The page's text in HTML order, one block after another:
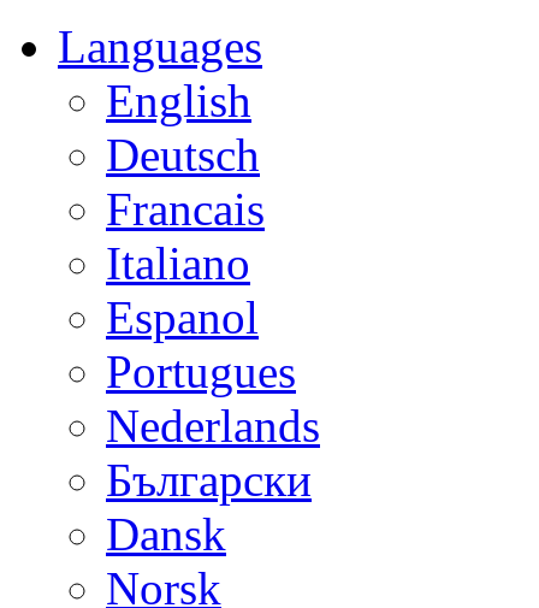
Languages
English
Deutsch
Francais
Italiano
Espanol
Portugues
Nederlands
Български
Dansk
Norsk